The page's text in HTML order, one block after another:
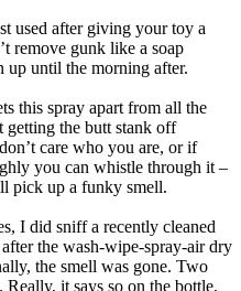
used after giving your toy a
remove gunk like a soap
up until the morning after.
this spray apart from all the
getting the butt stank off
care who you are, or if
you can whistle through it –
pick up a funky smell.
I did sniff a recently cleaned
the wash-wipe-spray-air dry
the smell was gone. Two
it says so on the bottle,